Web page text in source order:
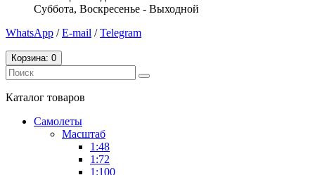
Суббота, Воскресенье - Выходной
WhatsApp /E-mail /Telegram
Корзина: 0
Каталог товаров
Самолеты
Масштаб
1:48
1:72
1:100